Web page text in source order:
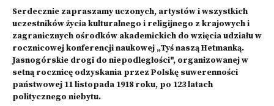
Serdecznie zapraszamy uczonych, artystów i wszystkich
uczestników życia kulturalnego i religijnego z krajowych i
zagranicznych ośrodków akademickich do wzięcia udziału w
rocznicowej konferencji naukowej „Tyś naszą Hetmanką.
Jasnogórskie drogi do niepodległości", organizowanej w
setną rocznicę odzyskania przez Polskę suwerenności
państwowej 11 listopada 1918 roku, po 123 latach
politycznego niebytu.